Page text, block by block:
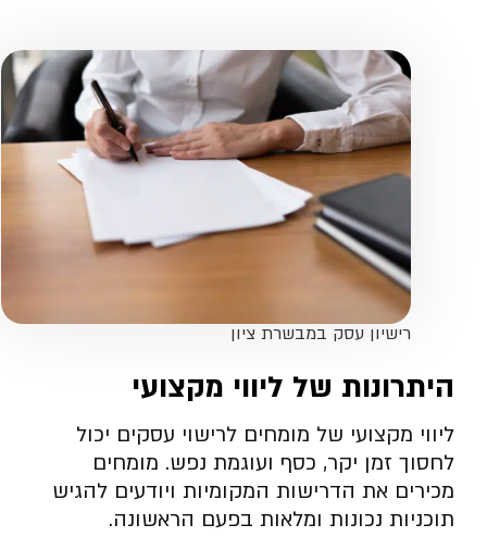
רישיון עסק במבשרת ציון
היתרונות של ליווי מקצועי
ליווי מקצועי של מומחים לרישוי עסקים יכול
לחסוך זמן יקר, כסף ועוגמת נפש. מומחים
מכירים את הדרישות המקומיות ויודעים להגיש
תוכניות נכונות ומלאות בפעם הראשונה.